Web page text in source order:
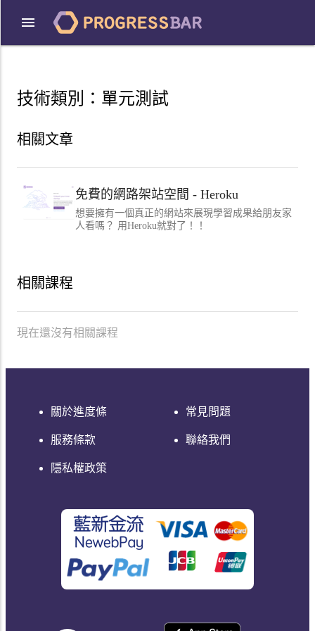
技術類別： 單元測試
相關文章
免費的網路架站空間 - Heroku
想要擁有一個真正的網站來展現學習成果給朋友家
人看嗎？ 用Heroku就對了！！
相關課程
現在還沒有相關課程
關於進度條
服務條款
隱私權政策
常見問題
聯絡我們